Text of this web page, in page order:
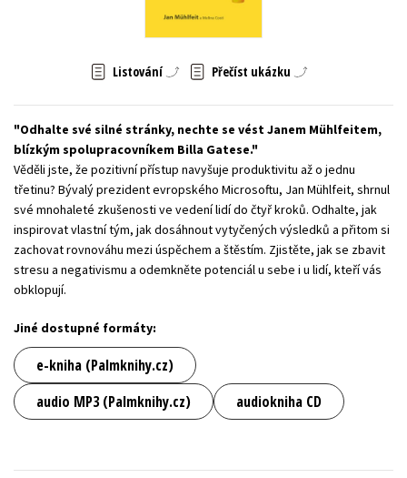
Zahraniční literatura
Všechny tituly
Listování Přečíst ukázku
Odhalte své silné stránky, nechte se vést Janem Mühlfeitem,
blízkým spolupracovníkem Billa Gatese.
Věděli jste, že pozitivní přístup navyšuje produktivitu až o jednu
třetinu? Bývalý prezident evropského Microsoftu, Jan Mühlfeit, shrnul
své mnohaleté zkušenosti ve vedení lidí do čtyř kroků. Odhalte, jak
inspirovat vlastní tým, jak dosáhnout vytyčených výsledků a přitom si
zachovat rovnováhu mezi úspěchem a štěstím. Zjistěte, jak se zbavit
stresu a negativismu a odemkněte potenciál u sebe i u lidí, kteří vás
obklopují.
Jiné dostupné formáty:
e-kniha (Palmknihy.cz)
audio MP3 (Palmknihy.cz)
audiokniha CD